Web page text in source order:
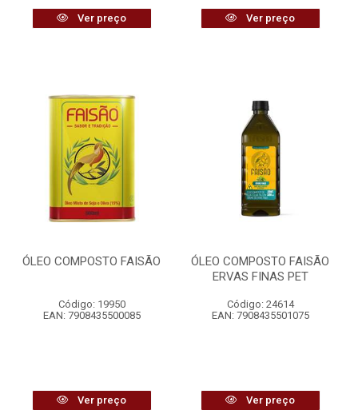
Ver preço Ver preço
ÓLEO COMPOSTO FAISÃO
Código: 19950
EAN: 7908435500085
Ver preço
ÓLEO COMPOSTO FAISÃO
ERVAS FINAS PET
Código: 24614
EAN: 7908435501075
Ver preço